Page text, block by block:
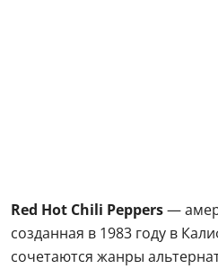
Red Hot Chili Peppers—
созданная в 1983 году в
сочетаются жанры